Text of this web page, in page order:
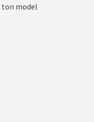
ton model